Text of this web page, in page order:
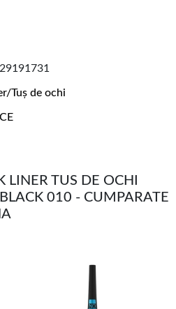
Tuș de ochi
LINER TUS DE OCHI
010 - CUMPARATE